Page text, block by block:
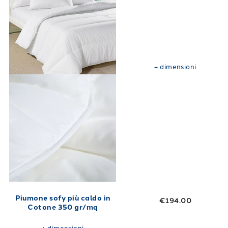
Piumone sofy più caldo in
Cotone 350 gr/mq
€194.00
+dimensioni